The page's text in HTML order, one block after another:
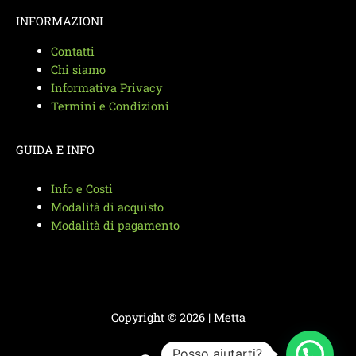
INFORMAZIONI
Contatti
Chi siamo
Informativa Privacy
Termini e Condizioni
GUIDA E INFO
Info e Costi
Modalità di acquisto
Modalità di pagamento
Copyright © 2026 | Metta